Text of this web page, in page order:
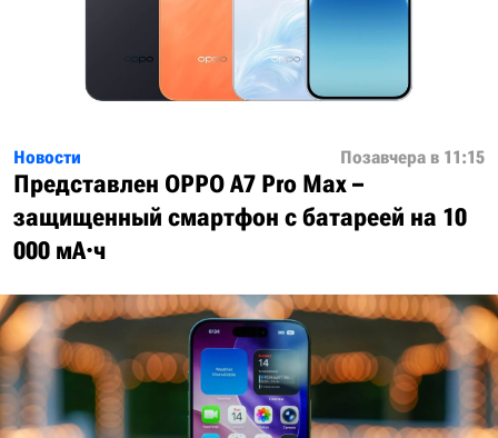
Новости Позавчера в 11:15
Представлен OPPO A7 Pro Max –
защищенный смартфон с батареей на 10
000 мА·ч